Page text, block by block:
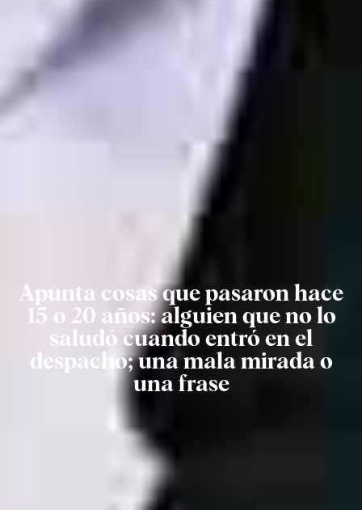
Apunta cosas que pasaron hace
15 o 20 años: alguien que no lo
saludó cuando entró en el
despacho; una mala mirada o
una frase